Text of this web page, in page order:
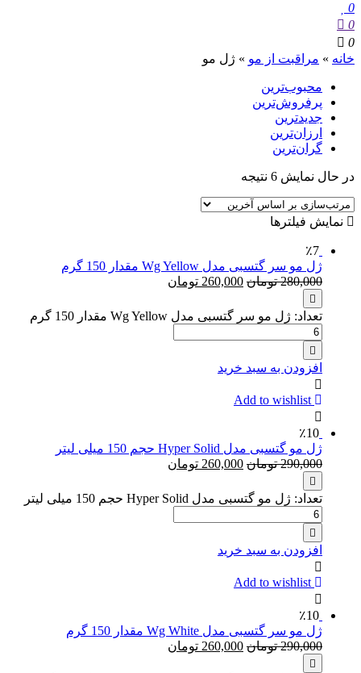
0
0
0
خانه » مراقبت از مو » ژل مو
محبوب‌ترین
پرفروش‌ترین
جدیدترین
ارزان‌ترین
گران‌ترین
در حال نمایش 6 نتیجه
نمایش فیلترها
٪7
ژل مو سر گتسبی مدل Wg Yellow مقدار 150 گرم
280,000 تومان 260,000 تومان
تعداد: ژل مو سر گتسبی مدل Wg Yellow مقدار 150 گرم
افزودن به سبد خرید
Add to wishlist
٪10
ژل مو گتسبی مدل Hyper Solid حجم 150 میلی لیتر
290,000 تومان 260,000 تومان
تعداد: ژل مو گتسبی مدل Hyper Solid حجم 150 میلی لیتر
افزودن به سبد خرید
Add to wishlist
٪10
ژل مو سر گتسبی مدل Wg White مقدار 150 گرم
290,000 تومان 260,000 تومان